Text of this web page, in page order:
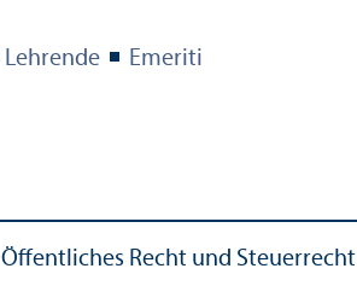
Lehr­ende Emeriti
Öffentliches Recht und Steuerrecht